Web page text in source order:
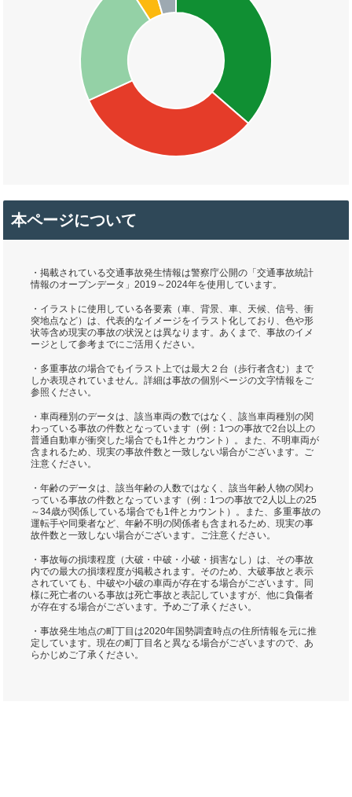
本ページについて
・掲載されている交通事故発生情報は警察庁公開の「交通事故統計
情報のオープンデータ」2019～2024年を使用しています。
・イラストに使用している各要素（車、背景、車、天候、信号、衝
突地点など）は、代表的なイメージをイラスト化しており、色や形
状等含め現実の事故の状況とは異なります。あくまで、事故のイメ
ージとして参考までにご活用ください。
・多重事故の場合でもイラスト上では最大２台（歩行者含む）まで
しか表現されていません。詳細は事故の個別ページの文字情報をご
参照ください。
・車両種別のデータは、該当車両の数ではなく、該当車両種別の関
わっている事故の件数となっています（例：1つの事故で2台以上の
普通自動車が衝突した場合でも1件とカウント）。また、不明車両が
含まれるため、現実の事故件数と一致しない場合がございます。ご
注意ください。
・年齢のデータは、該当年齢の人数ではなく、該当年齢人物の関わ
っている事故の件数となっています（例：1つの事故で2人以上の25
～34歳が関係している場合でも1件とカウント）。また、多重事故の
運転手や同乗者など、年齢不明の関係者も含まれるため、現実の事
故件数と一致しない場合がございます。ご注意ください。
・事故毎の損壊程度（大破・中破・小破・損害なし）は、その事故
内での最大の損壊程度が掲載されます。そのため、大破事故と表示
されていても、中破や小破の車両が存在する場合がございます。同
様に死亡者のいる事故は死亡事故と表記していますが、他に負傷者
が存在する場合がございます。予めご了承ください。
・事故発生地点の町丁目は2020年国勢調査時点の住所情報を元に推
定しています。現在の町丁目名と異なる場合がございますので、あ
らかじめご了承ください。